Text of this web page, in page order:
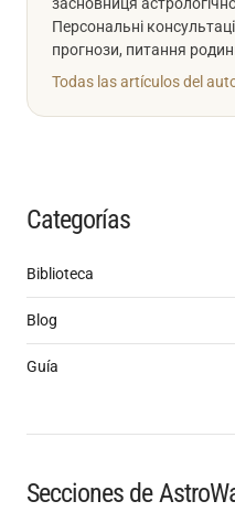
Персональні
прогнози, питання
Todas las artículos del
Categorías
Biblioteca
Blog
Guía
Secciones de